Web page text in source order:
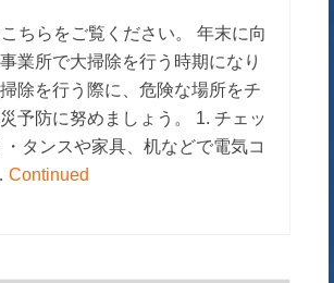
ちらをご覧ください。 年末に向
業所で大掃除を行う時期になり
除を行う際に、危険な場所をチ
予防に努めましょう。 1. チェッ
・タンスや家具、机などで電気コ
Continued